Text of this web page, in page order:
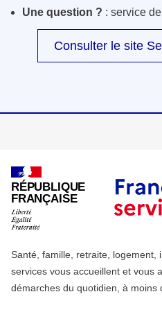
Une question ? : service
Consulter le site
RÉPUBLIQUE
FRANÇAISE
Santé, famille, retraite, logement,
services vous accueillent et vous
démarches du quotidien, à moins